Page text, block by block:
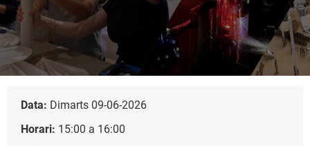
Data: Dimarts 09-06-2026
Horari: 15:00 a 16:00